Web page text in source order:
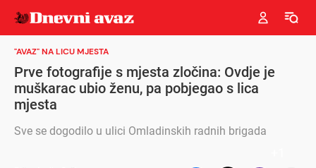
"AVAZ" NA LICU MJESTA
Prve fotografije s mjesta zločina: Ovdje je
muškarac ubio ženu, pa pobjegao s lica
mjesta
Sve se dogodilo u ulici Omladinskih radnih brigada